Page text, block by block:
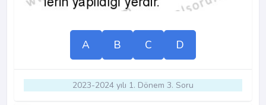
A B C D
2023-2024 yılı 1. Dönem 3. Soru